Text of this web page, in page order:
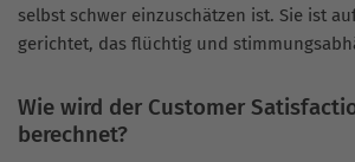
selbst schwer einzuschätzen ist. Sie ist
gerichtet, das flüchtig und
Wie wird der Customer
berechnet?